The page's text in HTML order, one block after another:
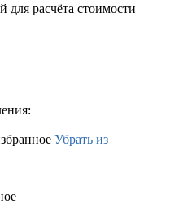
для расчёта стоимости
Убрать из